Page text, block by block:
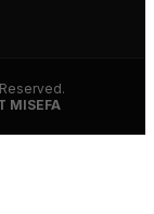
MISEFA